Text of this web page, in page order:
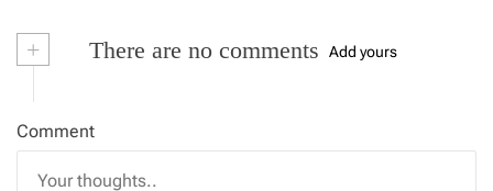
+ There are no comments Add yours
Comment